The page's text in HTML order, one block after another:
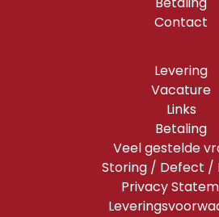
Contact
Levering
Vacature
Links
Betaling
Veel gestelde
Storing / Defect /
Privacy